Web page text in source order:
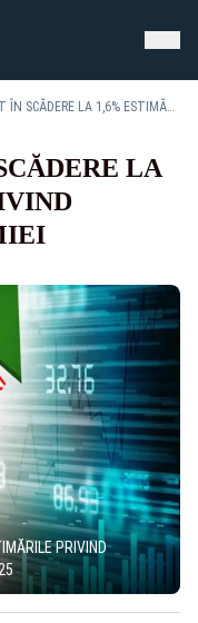
BERD A REVIZUIT ÎN SCĂDERE LA 1,6% ESTIMĂRILE PRIVIND CREŞTEREA ECONOMIEI ROMÂNEŞTI ÎN 2025
LA
PRIVIND